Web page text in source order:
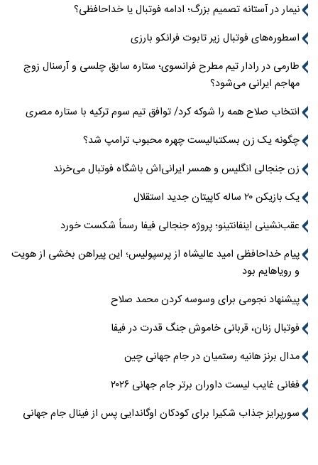
نیمار در آستانه تصمیم بزرگ؛ ادامه فوتبال یا خداحافظی؟
اسطوره‌های فوتبال زیر تابوت فرانکو بارزی
طارمی در رادار تیم مطرح فرانسوی؛ ستاره سابق چلسی و آرسنال زوج
مهاجم ایرانی می‌شود؟
انتخاب صلاح همه را شوکه کرد/ توافق تیم سوم ترکیه با ستاره مصری
چگونه یک زن بسکتبالیست چهره محبوب ترامپ شد؟
زن جنجالی انگلیس و همسر ایرانی‌اش باشگاه فوتبال می‌خرند
یک بازیکن ۲۰ ساله کاپیتان جدید استقلال
عقب‌نشینی اینفانتینو؛ پروژه جنجالی فیفا رسماً شکست خورد
پیام خداحافظی امید عالیشاه از پرسپولیس؛ این پیراهن بخشی از هویت
و رویاهایم بود
پیشنهاد نجومی برای وسوسه کردن محمد صلاح
فوتبال زنان، قربانی خاموش جنگ قدرت در فیفا
مدال برنز هانیه رستمیان در جام جهانی چین
فغانی غایب لیست داوران برتر جام جهانی ۲۰۲۶
سورپرایز جذاب شکیرا برای کودکان اوگاندایی پس از فینال جام جهانی